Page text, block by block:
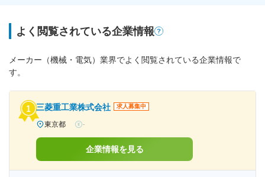
よく閲覧されている企業情報
メーカー（機械・電気）業界でよく閲覧されている企業情報で
す。
三菱重工業株式会社 求人募集中
東京都 -
企業情報を見る